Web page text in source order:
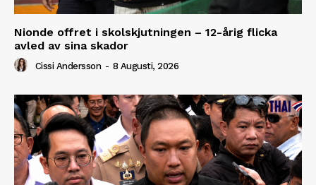
Nionde offret i skolskjutningen – 12-årig flicka
avled av sina skador
Cissi Andersson - 8 Augusti, 2026